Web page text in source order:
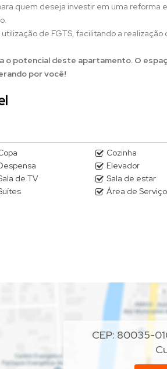
quem deseja investir em uma reforma
de FGTS, facilitando a realização
o potencial deste apartamento. O
por você!
Cozinha
Elevador
de TV Sala de estar
Área de Serviço
CEP: 80035-